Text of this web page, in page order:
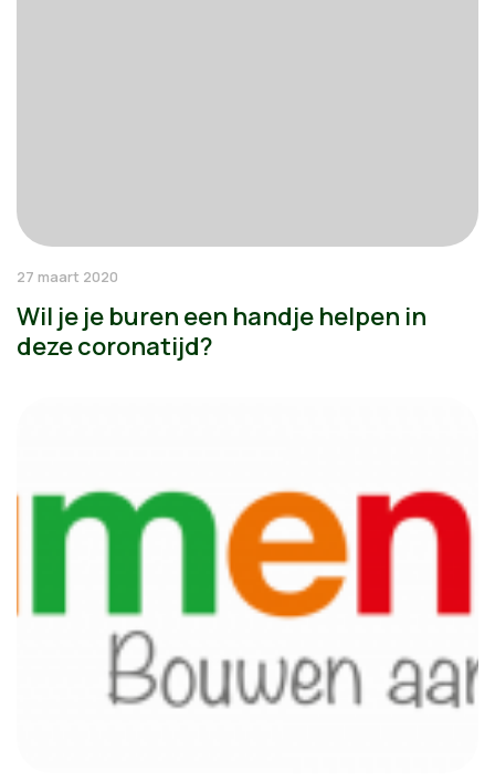
27 maart 2020
Wil je je buren een handje helpen in
deze coronatijd?